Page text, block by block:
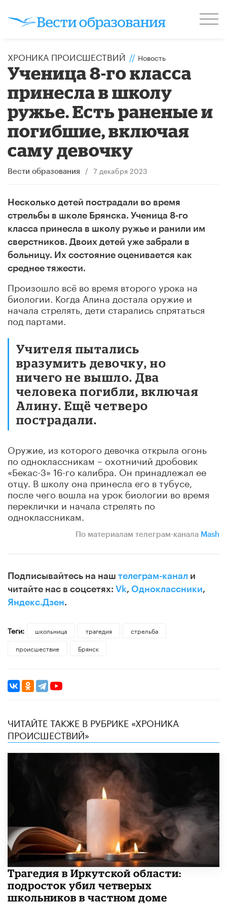
ХРОНИКА ПРОИСШЕСТВИЙ // Новость
Ученица 8-го класса
принесла в школу
ружье. Есть раненые и
погибшие, включая
саму девочку
Вести образования / 7 декабря 2023
Несколько детей пострадали во время
стрельбы в школе Брянска. Ученица 8-го
класса принесла в школу ружье и ранили им
сверстников. Двоих детей уже забрали в
больницу. Их состояние оценивается как
среднее тяжести.
Произошло всё во время второго урока на
биологии. Когда Алина достала оружие и
начала стрелять, дети старались спрятаться
под партами.
Учителя пытались
вразумить девочку, но
ничего не вышло. Два
человека погибли, включая
Алину. Ещё четверо
пострадали.
Оружие, из которого девочка открыла огонь
по одноклассникам – охотничий дробовик
«Бекас-3» 16-го калибра. Он принадлежал ее
отцу. В школу она принесла его в тубусе,
после чего вошла на урок биологии во время
переклички и начала стрелять по
одноклассникам.
По материалам телеграм-канала Mash
Подписывайтесь на наш телеграм-канал и
читайте нас в соцсетях: Vk, Одноклассники,
Яндекс.Дзен.
Теги: школьница трагедия
стрельба
происшествие
Брянск
ЧИТАЙТЕ ТАКЖЕ В РУБРИКЕ «ХРОНИКА
ПРОИСШЕСТВИЙ»
Трагедия в Иркутской области:
подросток убил четверых
школьников в частном доме